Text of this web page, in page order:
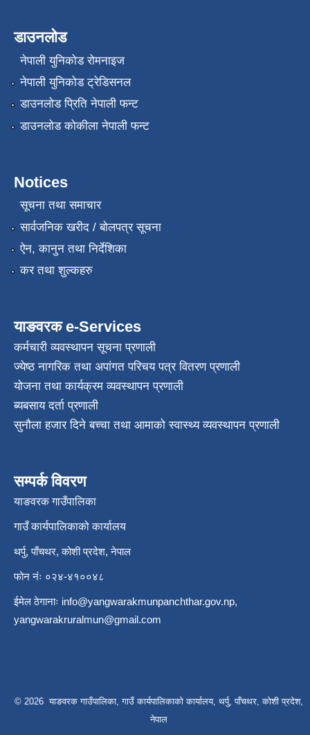
डाउनलोड
नेपाली युनिकोड रोमनाइज
नेपाली युनिकोड ट्रेडिसनल
डाउनलोड प्रिति नेपाली फन्ट
डाउनलोड कोकीला नेपाली फन्ट
Notices
सूचना तथा समाचार
सार्वजनिक खरीद / बोलपत्र सूचना
ऐन, कानुन तथा निर्देशिका
कर तथा शुल्कहरु
याङवरक e-Services
कर्मचारी व्यवस्थापन सूचना प्रणाली
ज्येष्ठ नागरिक तथा अपांगत परिचय पत्र वितरण प्रणाली
योजना तथा कार्यक्रम व्यवस्थापन प्रणाली
ब्यबसाय दर्ता प्रणाली
सुनौला हजार दिने बच्चा तथा आमाको स्वास्थ्य व्यवस्थापन प्रणाली
सम्पर्क विवरण
याङवरक गाउँपालिका
गाउँ कार्यपालिकाको कार्यालय
थर्पु, पाँचथर, कोशी प्रदेश, नेपाल
फोन नंः ०२४-४१००४८
ईमेल ठेगानाः info@yangwarakmunpanchthar.gov.np,
yangwarakruralmun@gmail.com
© 2026 याङवरक गाउँपालिका, गाउँ कार्यपालिकाको कार्यालय, थर्पु, पाँचथर, कोशी प्रदेश,
नेपाल